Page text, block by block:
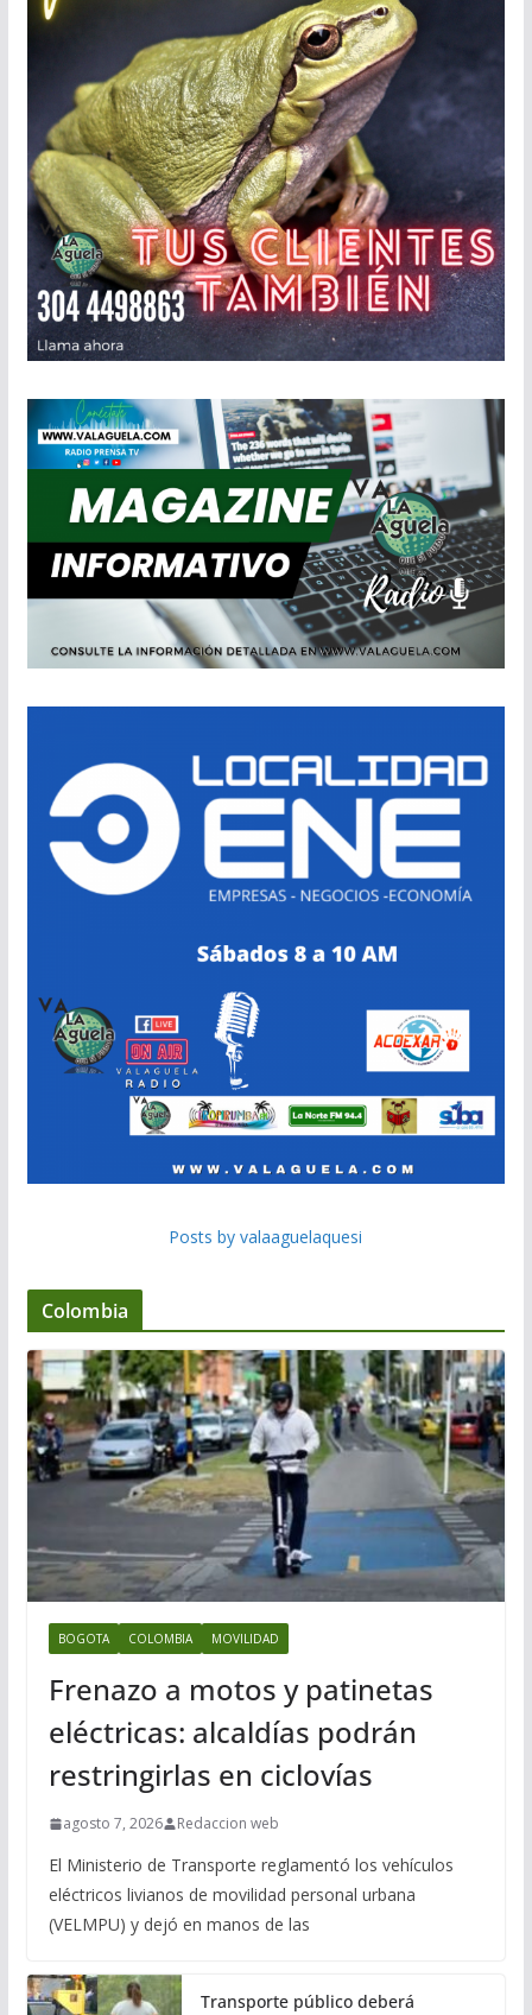
Posts by valaaguelaquesi
Colombia
BOGOTA COLOMBIA MOVILIDAD
Frenazo a motos y patinetas
eléctricas: alcaldías podrán
restringirlas en ciclovías
agosto 7, 2026 Redaccion web
El Ministerio de Transporte reglamentó los vehículos
eléctricos livianos de movilidad personal urbana
(VELMPU) y dejó en manos de las
Transporte público deberá